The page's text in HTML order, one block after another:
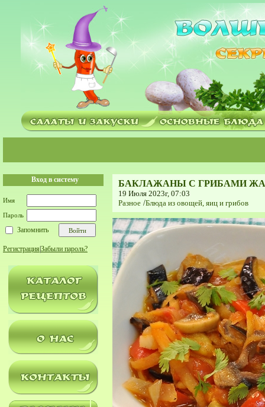
Вход в систему
Имя
Пароль
Запомнить
Регистрация Забыли пароль?
БАКЛАЖАНЫ С ГРИБАМИ
19 Июля 2023г, 07:03
Разное /Блюда из овощей, яиц и грибов